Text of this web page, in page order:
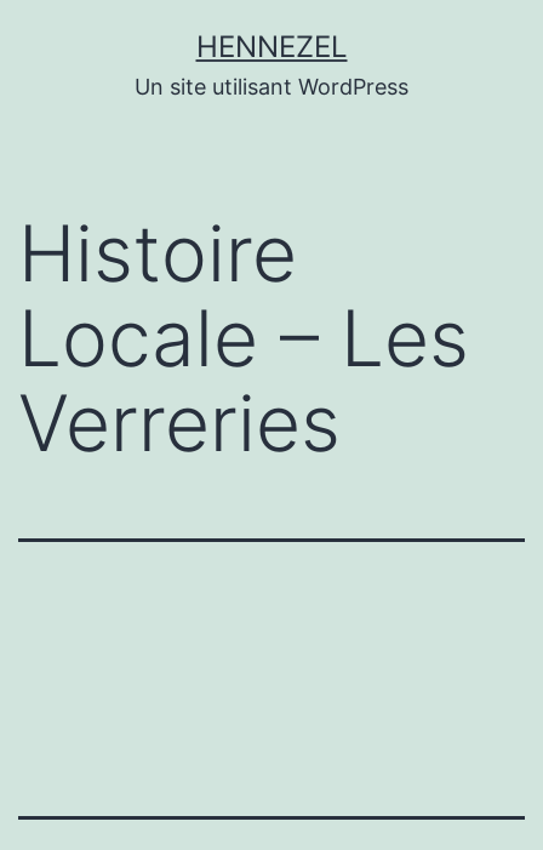
HENNEZEL
Un site utilisant WordPress
Histoire
Locale – Les
Verreries